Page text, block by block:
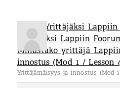
Tietoa Yrittäjäksi
Yrittäjäksi Lappiin
Minustako yrittäjä
innostus (Mod 1 / Lesson
Yrittäjämäisyys ja innostus (Mod